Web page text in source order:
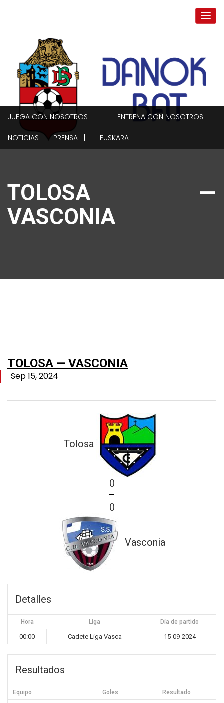
JUEGA CON NOSOTROS ENTRENA CON NOSOTROS
NOTICIAS PRENSA | EUSKARA
TOLOSA —
VASCONIA
TOLOSA — VASCONIA
Sep 15, 2024
Tolosa
0
—
0
Vasconia
Detalles
Hora Liga Día de partido
00:00 Cadete Liga Vasca 15-09-2024
Resultados
Equipo Goles Resultado